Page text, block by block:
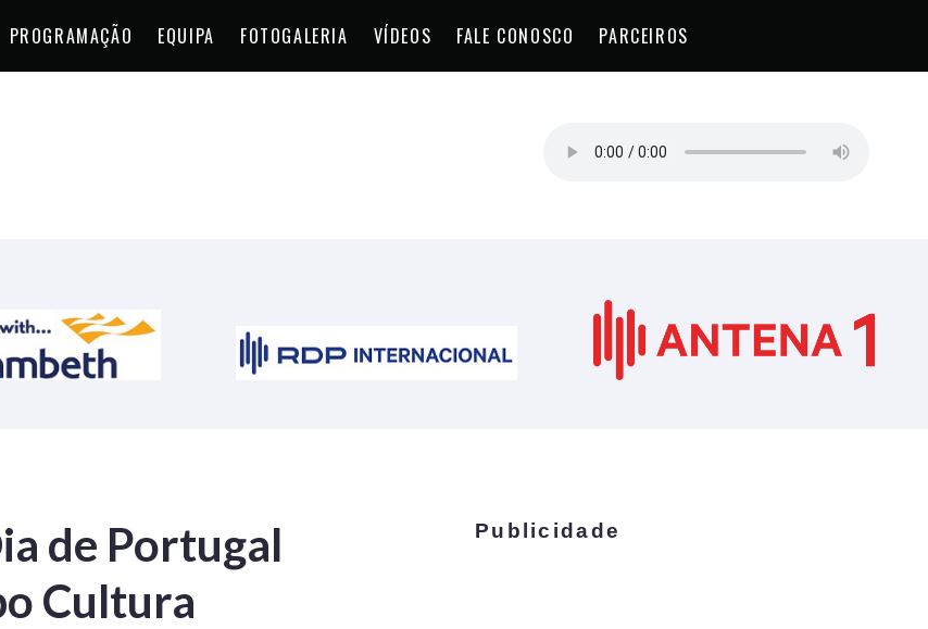
PROGRAMAÇÃO EQUIPA FOTOGALERIA VÍDEOS FALE CONOSCO PARCEIROS
de Portugal
Cultura
Publicidade